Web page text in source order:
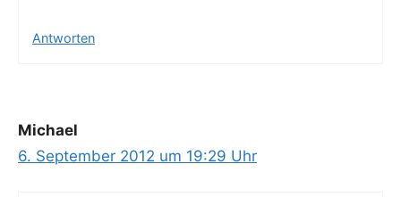
Antworten
Michael
6. September 2012 um 19:29 Uhr